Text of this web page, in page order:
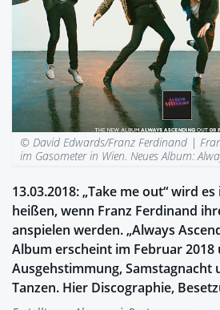
© David Edwards/Franz Ferdinand |
im Gasometer in Wien. Neues Album:
13.03.2018: „Take me out“ wird
heißen, wenn Franz Ferdinand
anspielen werden. „Always
Album erscheint im Februar
Ausgehstimmung, Samstagnacht
Tanzen. Hier Discographie,